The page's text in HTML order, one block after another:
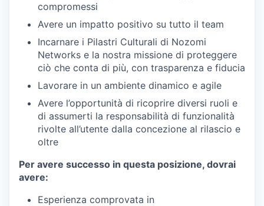
compromessi
Avere un impatto positivo su tutto il team
Incarnare i Pilastri Culturali di Nozomi
Networks e la nostra missione di proteggere
ciò che conta di più, con trasparenza e fiducia
Lavorare in un ambiente dinamico e agile
Avere l’opportunità di ricoprire diversi ruoli e
di assumerti la responsabilità di funzionalità
rivolte all’utente dalla concezione al rilascio e
oltre
Per avere successo in questa posizione, dovrai
avere:
Esperienza comprovata in